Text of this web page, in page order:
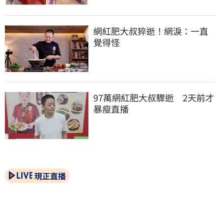
網紅肥大叔猝逝！網淚：一直
覺得怪
97萬網紅肥大叔驟逝　2天前才
暴瘦直播
現正直播